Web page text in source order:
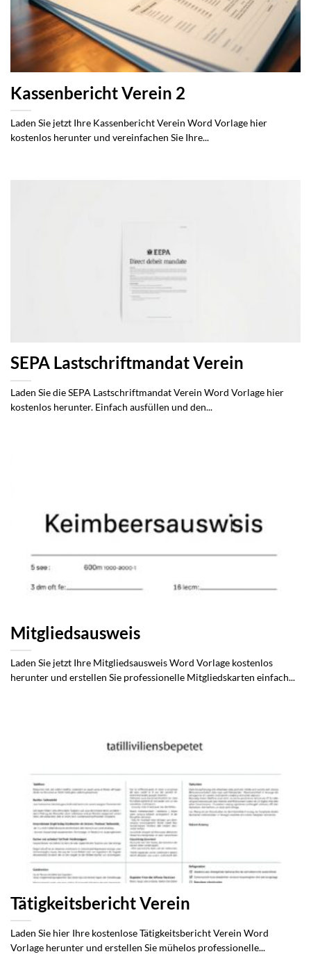
Kassenbericht Verein 2
Laden Sie jetzt Ihre Kassenbericht Verein Word Vorlage hier
kostenlos herunter und vereinfachen Sie Ihre...
SEPA Lastschriftmandat Verein
Laden Sie die SEPA Lastschriftmandat Verein Word Vorlage hier
kostenlos herunter. Einfach ausfüllen und den...
Mitgliedsausweis
Laden Sie jetzt Ihre Mitgliedsausweis Word Vorlage kostenlos
herunter und erstellen Sie professionelle Mitgliedskarten einfach...
Tätigkeitsbericht Verein
Laden Sie hier Ihre kostenlose Tätigkeitsbericht Verein Word
Vorlage herunter und erstellen Sie mühelos professionelle...